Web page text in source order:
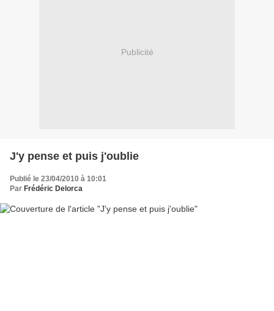
Publicité
J'y pense et puis j'oublie
Publié le 23/04/2010 à 10:01
Par Frédéric Delorca